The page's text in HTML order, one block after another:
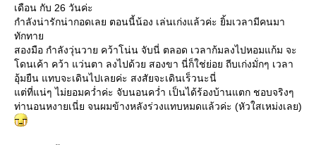
เดือน กับ 26 วันค่ะ
กำลังน่ารักน่ากอดเลย ตอนนี้น้อง เล่นเก่งแล้วค่ะ ยิ้มเวลามีคนมา
ทักทา
สองมือ กำลังวุ่นวาย คว้าโน่น จับนี่ ตลอด เวลาก้มลงไปหอมแก้ม จะ
ดนเค้า คว้า แว่นตา ลงไปด้วย สองขา นี่ก็ใช่ย่อย ถีบเก่งมั่กๆ เวลา
อุ้มยืน แทบจะเดินไปเลยค่ะ สงสัยจะเดินเร็วนะนี่
ต่ที่แน่ๆ ไม่ยอมคว่ำค่ะ จับนอนคว่ำ เป็นได้ร้องบ้านแตก ชอบจริงๆ
ท่านอนหงายเนี่ย จนผมข้างหลังร่วงแทบหมดแล้วค่ะ (หัวใสเหม่งเลย)